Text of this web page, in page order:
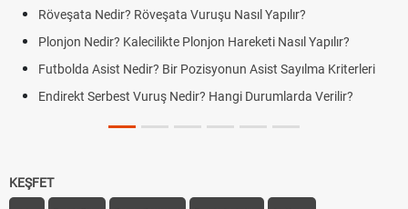
Röveşata Vuruşu Nasıl Yapılır?
Plonjon Hareketi Nasıl Yapılır?
Bir Pozisyonun Asist Sayılma Kriterleri
Vuruş Nedir? Hangi Durumlarda Verilir?
Futbolda Averaj